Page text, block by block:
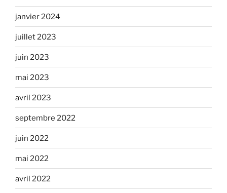
janvier 2024
juillet 2023
juin 2023
mai 2023
avril 2023
septembre 2022
juin 2022
mai 2022
avril 2022